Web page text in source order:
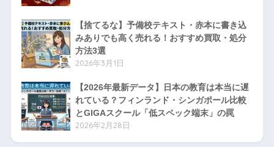
【捨てるな】予備校テキスト・赤本に書き込
みありでも高く売れる！おすすめ買取・処分
方法3選
2026年3月1日
【2026年最新データ】日本の教育は本当に遅
れている？フィンランド・シンガポール比較
とGIGAスクール「低スペック端末」の罠
2026年2月28日